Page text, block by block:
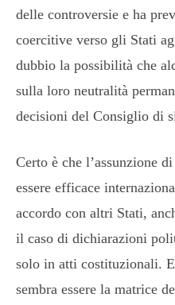
delle controversie e ha
coercitive verso gli Stati
dubbio la possibilità che
sulla loro neutralità
decisioni del Consiglio di
Certo è che l’assunzione
essere efficace
accordo con altri Stati,
il caso di dichiarazioni
solo in atti costituzionali.
sembra essere la matrice